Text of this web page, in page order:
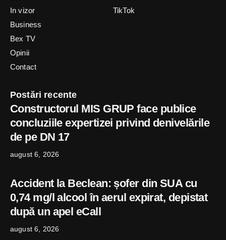
In vizor
Business
Bex TV
Opinii
Contact
TikTok
Postări recente
Constructorul MIS GRUP face publice
concluziile expertizei privind denivelările
de pe DN 17
august 6, 2026
Accident la Beclean: șofer din SUA cu
0,74 mg/l alcool în aerul expirat, depistat
după un apel eCall
august 6, 2026